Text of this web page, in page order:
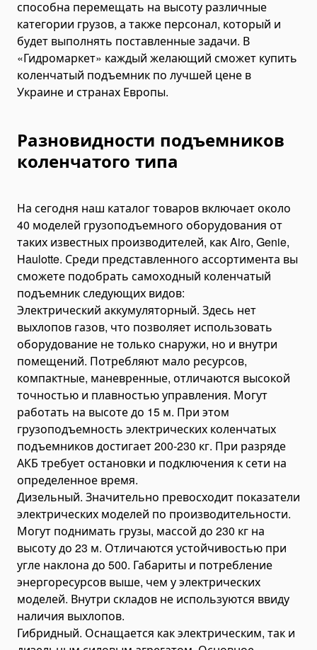
Battery Cable Crimping Tools
Hose Crimping Tools
Hydraulic Presses
Cutting Tools
Ratchet Cable Cutters
Battery Cable Cutters
Cable Stripping Tools
Rebar Cutting Machines
Rebar Cutting Shears
Wire Rope Cutters
Rebar Bending Machines
Busbar Bending Tools
Bending Pipa Hidrolik
Bending Pipa Manual
Electric Pipe Benders
Punching and Pressing Tools
Hydraulic Presses
Pneumatic Punching Machines
Hydraulic Punching Tools
Electric Hydraulic Punching Machines
Manual Arbor Presses
Expander and Spreader Tools
Mechanical Flange Spreaders
Hydraulic Flange Spreaders
Pipe Expanders
Баки на тягачи
Масляные гидравлические баки
способна перемещать на высоту различные
категории грузов, а также персонал, который и
будет выполнять поставленные задачи. В
«Гидромаркет» каждый желающий сможет купить
коленчатый подъемник по лучшей цене в
Украине и странах Европы.
Разновидности подъемников
коленчатого типа
На сегодня наш каталог товаров включает около
40 моделей грузоподъемного оборудования от
таких известных производителей, как Airo, Genie,
Haulotte. Среди представленного ассортимента вы
сможете подобрать самоходный коленчатый
подъемник следующих видов:
Электрический аккумуляторный. Здесь нет
выхлопов газов, что позволяет использовать
оборудование не только снаружи, но и внутри
помещений. Потребляют мало ресурсов,
компактные, маневренные, отличаются высокой
точностью и плавностью управления. Могут
работать на высоте до 15 м. При этом
грузоподъемность электрических коленчатых
подъемников достигает 200-230 кг. При разряде
АКБ требует остановки и подключения к сети на
определенное время.
Дизельный. Значительно превосходит показатели
электрических моделей по производительности.
Могут поднимать грузы, массой до 230 кг на
высоту до 23 м. Отличаются устойчивостью при
угле наклона до 500. Габариты и потребление
энергоресурсов выше, чем у электрических
моделей. Внутри складов не используются ввиду
наличия выхлопов.
Гибридный. Оснащается как электрическим, так и